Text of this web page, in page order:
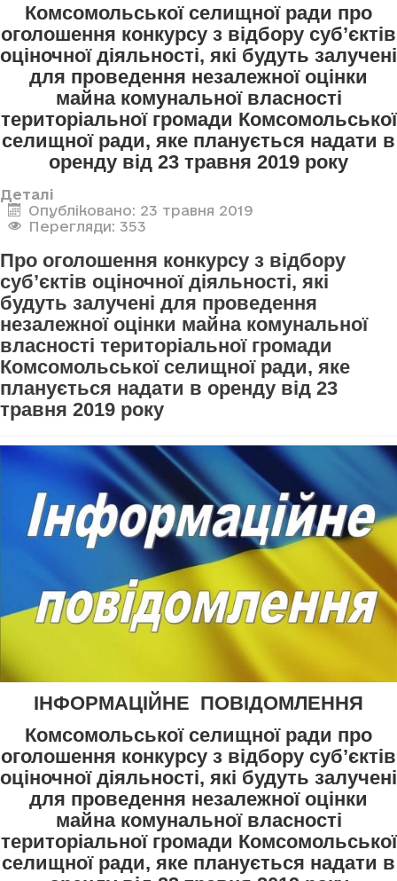
Комсомольської селищної ради про
оголошення конкурсу з відбору суб’єктів
оціночної діяльності, які будуть залучені
для проведення незалежної оцінки
майна комунальної власності
територіальної громади Комсомольської
селищної ради, яке планується надати в
оренду від 23 травня 2019 року
Деталі
Опубліковано: 23 травня 2019
Перегляди: 353
Про оголошення конкурсу з відбору
суб’єктів оціночної діяльності, які
будуть залучені для проведення
незалежної оцінки майна комунальної
власності територіальної громади
Комсомольської селищної ради, яке
планується надати в оренду від 23
травня 2019 року
ІНФОРМАЦІЙНЕ ПОВІДОМЛЕННЯ
Комсомольської селищної ради про
оголошення конкурсу з відбору суб’єктів
оціночної діяльності, які будуть залучені
для проведення незалежної оцінки
майна комунальної власності
територіальної громади Комсомольської
селищної ради, яке планується надати в